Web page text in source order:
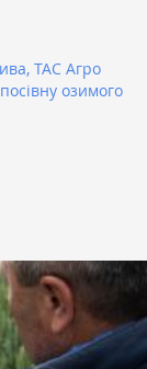
ТАС Агро
озимого